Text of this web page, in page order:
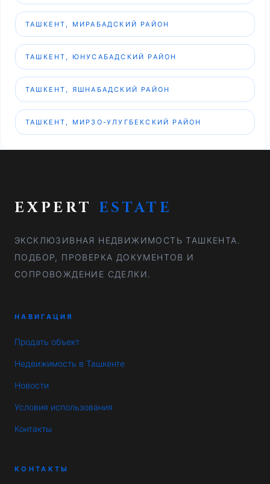
ТАШКЕНТ, МИРАБАДСКИЙ РАЙОН
ТАШКЕНТ, ЮНУСАБАДСКИЙ РАЙОН
ТАШКЕНТ, ЯШНАБАДСКИЙ РАЙОН
ТАШКЕНТ, МИРЗО-УЛУГБЕКСКИЙ РАЙОН
EXPERT ESTATE
ЭКСКЛЮЗИВНАЯ НЕДВИЖИМОСТЬ ТАШКЕНТА.
ПОДБОР, ПРОВЕРКА ДОКУМЕНТОВ И
СОПРОВОЖДЕНИЕ СДЕЛКИ.
НАВИГАЦИЯ
Продать объект
Недвижимость в Ташкенте
Новости
Условия использования
Контакты
КОНТАКТЫ